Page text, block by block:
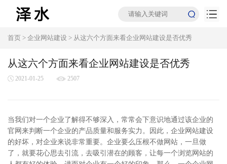
首页 > 企业网站建设 > 从这六个方面来看企业网站建设是否优秀
从这六个方面来看企业网站建设是否优秀
2021-01-25 2507
当我们对一个企业了解得不够深入，常常会下意识地通过该企业的
官网来判断一个企业的产品质量和服务实力。因此，企业网站建设
的好坏，对企业来说非常重要。企业要么压根不做网站，一旦做
了，就要花心思去引流，去吸引潜在的顾客，让每一个浏览网站的